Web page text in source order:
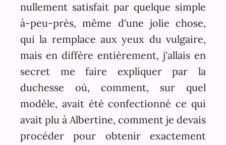
nullement satisfait par quelque simple
à-peu-près, même d'une jolie chose,
qui la remplace aux yeux du vulgaire,
mais en diffère entièrement, j'allais en
secret me faire expliquer par la
duchesse où, comment, sur quel
modèle, avait été confectionné ce qui
avait plu à Albertine, comment je devais
procéder pour obtenir exactement